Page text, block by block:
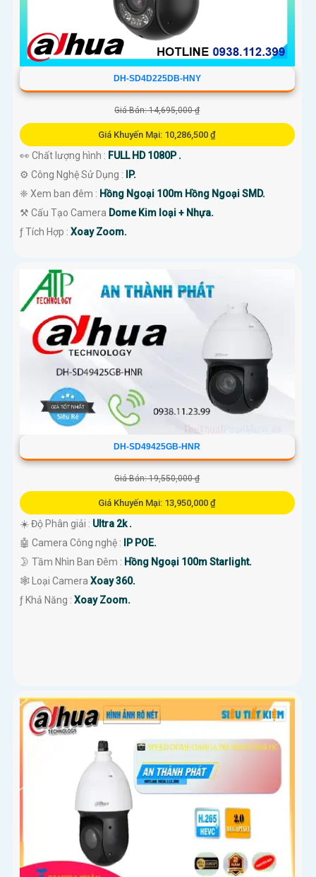
DH-SD4D225DB-HNY
Giá Bán: 14,695,000 ₫
Giá Khuyến Mại: 10,286,500 ₫
👀 Chất lượng hình : FULL HD 1080P .
⚙ Công Nghệ Sử Dụng : IP.
❈ Xem ban đêm : Hồng Ngoại 100m Hồng Ngoại SMD.
⚒ Cấu Tạo Camera Dome Kim loại + Nhựa.
️ƒ Tích Hợp : Xoay Zoom.
DH-SD49425GB-HNR
Giá Bán: 19,550,000 ₫
Giá Khuyến Mại: 13,950,000 ₫
☀️ Độ Phân giải : Ultra 2k .
🤖️ Camera Công nghệ : IP POE.
🌛 Tầm Nhìn Ban Đêm : Hồng Ngoại 100m Starlight.
🕸️ Loại Camera Xoay 360.
️ƒ Khả Năng : Xoay Zoom.